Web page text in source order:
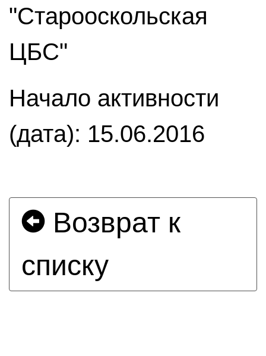
"Старооскольская
ЦБС"
Начало активности
(дата): 15.06.2016
Возврат к
списку